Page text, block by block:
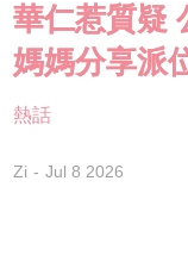
華仁惹質疑
媽媽分享派
熱話
Zi Jul 8 2026